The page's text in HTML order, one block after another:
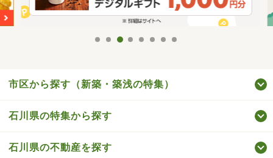
市区から探す（新築・築浅の特集）
石川県の特集から探す
石川県の不動産を探す